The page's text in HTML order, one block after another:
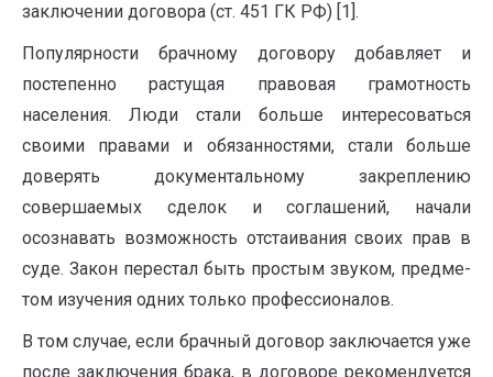
заключении договора (ст. 451 ГК РФ) [1].
Популярности брачному договору добавляет и
постепенно растущая пра­вовая грамотность
населения. Люди стали больше интересоваться
своими правами и обязанностями, стали больше
доверять документальному закреп­лению
совершаемых сделок и соглашений, начали
осознавать возможность отстаивания своих прав в
суде. Закон перестал быть простым звуком, предме­
том изучения одних только профессионалов.
В том случае, если брачный договор заключается уже
после заключения брака, в договоре рекомендуется